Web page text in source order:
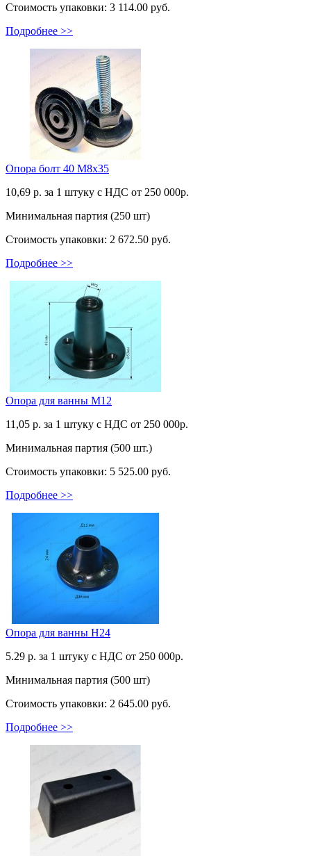
Стоимость упаковки: 3 114.00 руб.
Подробнее >>
Опора болт 40 М8х35
10,69 р. за 1 штуку c НДС от 250 000р.
Минимальная партия (250 шт)
Стоимость упаковки: 2 672.50 руб.
Подробнее >>
Опора для ванны М12
11,05 р. за 1 штуку c НДС от 250 000р.
Минимальная партия (500 шт.)
Стоимость упаковки: 5 525.00 руб.
Подробнее >>
Опора для ванны Н24
5.29 р. за 1 штуку c НДС от 250 000р.
Минимальная партия (500 шт)
Стоимость упаковки: 2 645.00 руб.
Подробнее >>